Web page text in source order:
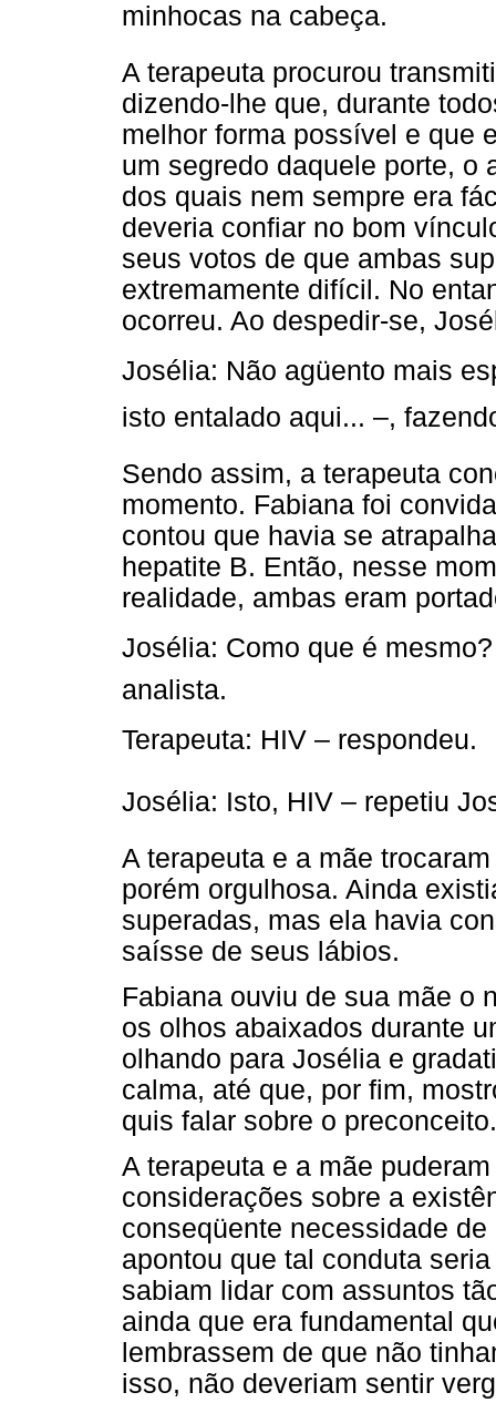
minhocas na cabeça.
A terapeuta procurou
dizendo-lhe que, durante
melhor forma possível e que
um segredo daquele porte, o
dos quais nem sempre era
deveria confiar no bom
seus votos de que ambas
extremamente difícil. No
ocorreu. Ao despedir-se,
Josélia: Não agüento mais
isto entalado aqui... –,
Sendo assim, a terapeuta
momento. Fabiana foi
contou que havia se
hepatite B. Então, nesse
realidade, ambas eram
Josélia: Como que é
analista.
Terapeuta: HIV – respondeu.
Josélia: Isto, HIV – repetiu
A terapeuta e a mãe
porém orgulhosa. Ainda
superadas, mas ela havia
saísse de seus lábios.
Fabiana ouviu de sua mãe o
os olhos abaixados durante
olhando para Josélia e
calma, até que, por fim,
quis falar sobre o preconceito.
A terapeuta e a mãe
considerações sobre a
conseqüente necessidade
apontou que tal conduta
sabiam lidar com assuntos
ainda que era fundamental
lembrassem de que não
isso, não deveriam sentir